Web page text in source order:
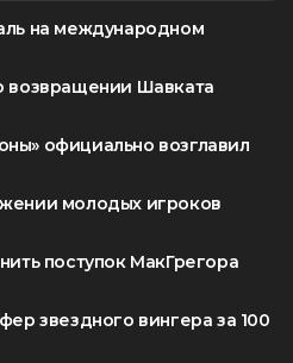
на международном
возвращении Шавката
официально возглавил
молодых игроков
поступок МакГрегора
звездного вингера за 100